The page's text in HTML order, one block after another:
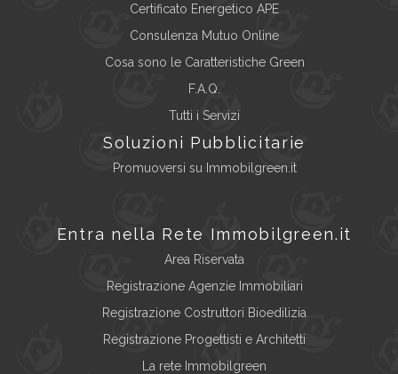
Certificato Energetico APE
Consulenza Mutuo Online
Cosa sono le Caratteristiche Green
F.A.Q.
Tutti i Servizi
Soluzioni Pubblicitarie
Promuoversi su Immobilgreen.it
Entra nella Rete Immobilgreen.it
Area Riservata
Registrazione Agenzie Immobiliari
Registrazione Costruttori Bioedilizia
Registrazione Progettisti e Architetti
La rete Immobilgreen